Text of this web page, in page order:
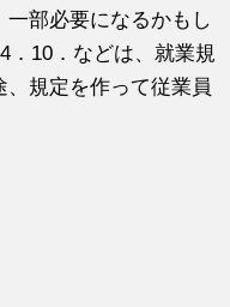
一部必要になるかもし
．10．などは、就業規
規定を作って従業員